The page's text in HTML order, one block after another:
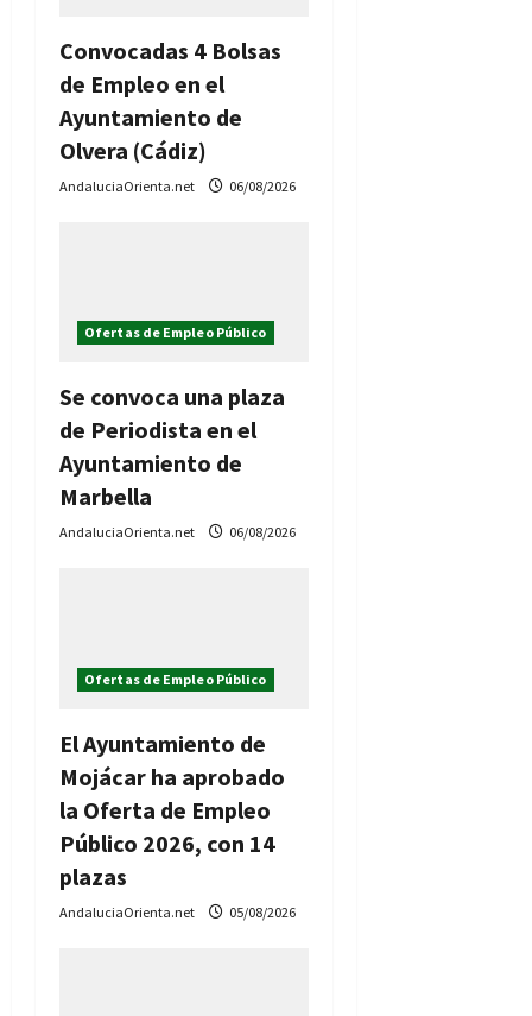
Convocadas 4 Bolsas
de Empleo en el
Ayuntamiento de
Olvera (Cádiz)
AndaluciaOrienta.net 06/08/2026
Ofertas de Empleo Público
Se convoca una plaza
de Periodista en el
Ayuntamiento de
Marbella
AndaluciaOrienta.net 06/08/2026
Ofertas de Empleo Público
El Ayuntamiento de
Mojácar ha aprobado
la Oferta de Empleo
Público 2026, con 14
plazas
AndaluciaOrienta.net 05/08/2026